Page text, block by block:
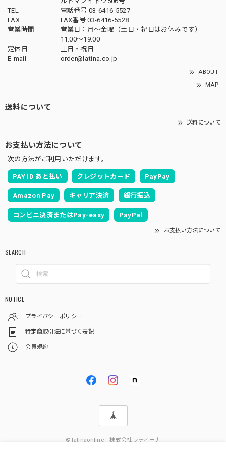
TEL
電話番号 03-6416-5527
FAX
FAX番号 03-6416-5528
営業時間
営業日：月〜金曜（土日・祝日はお休みです）
11:00〜19:00
定休日
土日・祝日
E-mail
order@latina.co.jp
ABOUT
MAP
送料について
送料について
お支払い方法について
次の方法がご利用いただけます。
PAY ID あと払い クレジットカード PayPay
Amazon Pay キャリア決済 銀行振込
コンビニ決済またはPay-easy PayPal
お支払い方法について
SEARCH
NOTICE
プライバシーポリシー
特定商取引法に基づく表記
会員規約
© latinaonline 株式会社ラティーナ